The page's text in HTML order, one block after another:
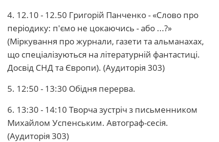
4. 12.10 - 12.50 Григорій Панченко - «Слово про
періодику: п'ємо не цокаючись - або ...?»
(Міркування про журнали, газети та альманахах,
що спеціалізуються на літературній фантастиці.
Досвід СНД та Європи). (Аудиторія 303)
5. 12:50 - 13:30 Обідня перерва.
6. 13:30 - 14:10 Творча зустріч з письменником
Михайлом Успенським. Автограф-сесія.
(Аудиторія 303)